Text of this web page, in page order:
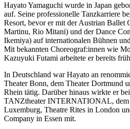
Hayato Yamaguchi wurde in Japan
auf. Seine professionelle Tanzkarriere
Resort, bevor er mit der Austrian Ballet
Martinu, Rio Mitani) und der Dance
Ikemiya) auf internationalen Bühnen
Mit bekannten Choreograf:innen wie
Kazuyuki Futami arbeitete er bereits
In Deutschland war Hayato an
Theater Bonn, dem Theater Dortmund
Rhein tätig. Darüber hinaus wirkte er
TANZtheater INTERNATIONAL, dem
Luxemburg, Theatre Rites in London
Company in Essen mit.